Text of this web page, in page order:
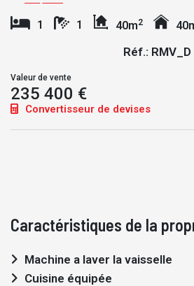
1 1 40m2
Réf.: RMV_D
Valeur de vente
235 400 €
Convertisseur de devises
Caractéristiques de la
Machine a laver la vaisselle
Cuisine équipée